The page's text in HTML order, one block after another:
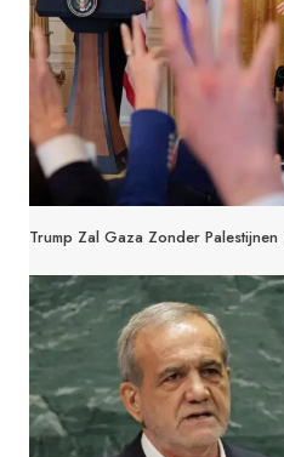
Trump Zal Gaza Zonder